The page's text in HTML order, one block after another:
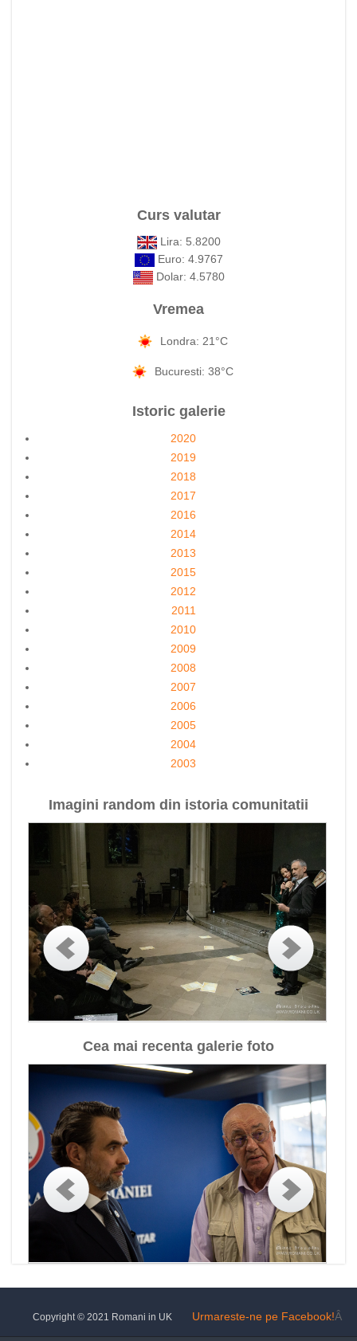
Curs valutar
Lira: 5.8200
Euro: 4.9767
Dolar: 4.5780
Vremea
Londra: 21°C
Bucuresti: 38°C
Istoric galerie
2020
2019
2018
2017
2016
2014
2013
2015
2012
2011
2010
2009
2008
2007
2006
2005
2004
2003
Imagini random din istoria comunitatii
Cea mai recenta galerie foto
Urmareste-ne pe Facebook!Â
Copyright © 2021 Romani in UK